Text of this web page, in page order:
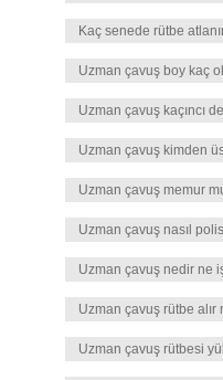
Kaç senede rütbe
Uzman çavuş boy kaç
Uzman çavuş kaçıncı
Uzman çavuş kimden
Uzman çavuş memur
Uzman çavuş nasıl
Uzman çavuş nedir ne
Uzman çavuş rütbe alır
Uzman çavuş rütbesi